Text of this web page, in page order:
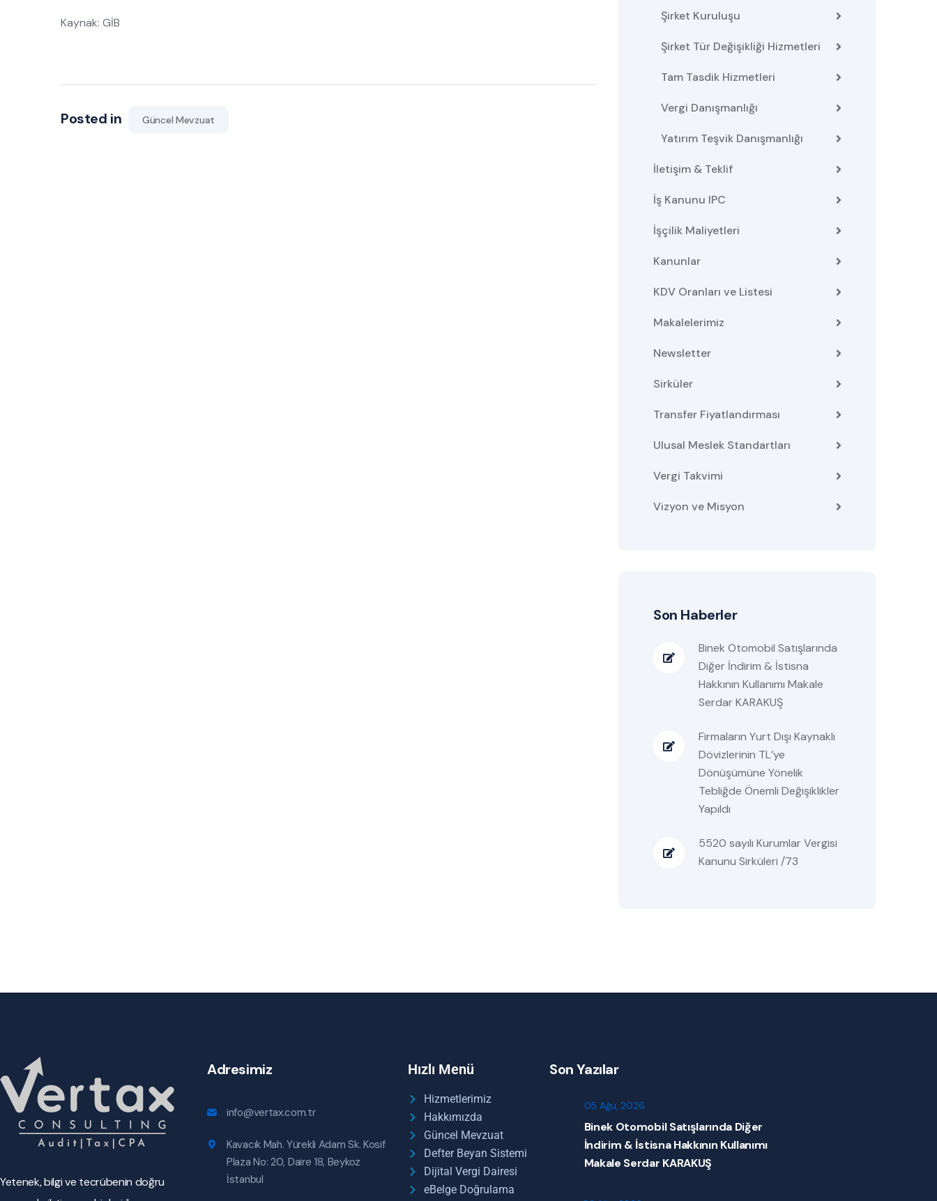
Kaynak: GİB
Posted in Güncel Mevzuat
Şirket Kuruluşu
Şirket Tür Değişikliği Hizmetleri
Tam Tasdik Hizmetleri
Vergi Danışmanlığı
Yatırım Teşvik Danışmanlığı
İletişim & Teklif
İş Kanunu IPC
İşçilik Maliyetleri
Kanunlar
KDV Oranları ve Listesi
Makalelerimiz
Newsletter
Sirküler
Transfer Fiyatlandırması
Ulusal Meslek Standartları
Vergi Takvimi
Vizyon ve Misyon
Son Haberler
Binek Otomobil Satışlarında
Diğer İndirim & İstisna
Hakkının Kullanımı Makale
Serdar KARAKUŞ
Firmaların Yurt Dışı Kaynaklı
Dövizlerinin TL’ye
Dönüşümüne Yönelik
Tebliğde Önemli Değişiklikler
Yapıldı
5520 sayılı Kurumlar Vergisi
Kanunu Sirküleri /73
Yetenek, bilgi ve tecrübenin doğru
Adresimiz
info@vertax.com.tr
Kavacık Mah. Yürekli Adam Sk. Kosif
Plaza No: 20, Daire 18, Beykoz
İstanbul
Hızlı Menü
Hizmetlerimiz
Hakkımızda
Güncel Mevzuat
Defter Beyan Sistemi
Dijital Vergi Dairesi
eBelge Doğrulama
Son Yazılar
05 Ağu, 2026
Binek Otomobil Satışlarında Diğer
İndirim & İstisna Hakkının Kullanımı
Makale Serdar KARAKUŞ